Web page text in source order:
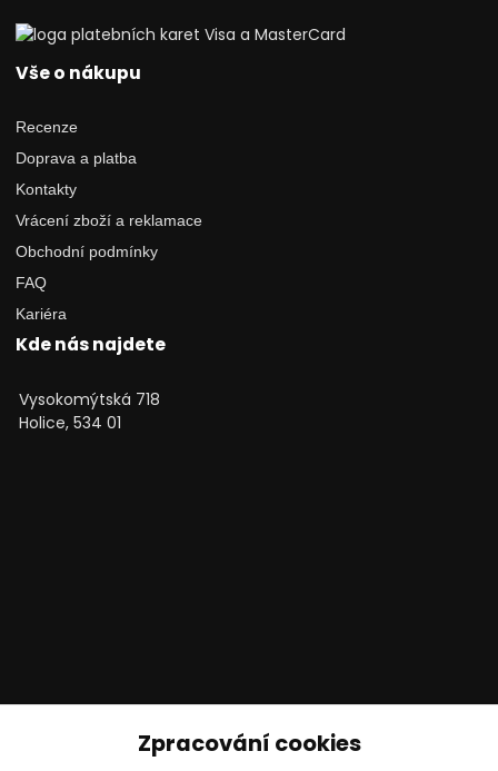
Vše o nákupu
Recenze
Doprava a platba
Kontakty
Vrácení zboží a reklamace
Obchodní podmínky
FAQ
Kariéra
Kde nás najdete
Vysokomýtská 718
Holice, 534 01
Technické poradenstvíZpracování cookies